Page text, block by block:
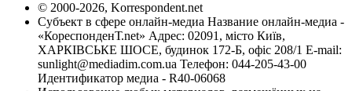
© 2000-2026, Korrespondent.net
Субъект в сфере онлайн-медиа Название онлайн-медиа -
«КореспонденТ.net» Адрес: 02091, місто Київ,
ХАРКІВСЬКЕ ШОСЕ, будинок 172-Б, офіс 208/1 E-mail:
sunlight@mediadim.com.ua Телефон: 044-205-43-00
Идентификатор медиа - R40-06068